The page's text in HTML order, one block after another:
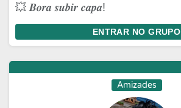
💥 𝑩𝒐𝒓𝒂 𝒔𝒖𝒃𝒊𝒓 𝒄𝒂𝒑𝒂!
ENTRAR NO GRUPO
Amizades